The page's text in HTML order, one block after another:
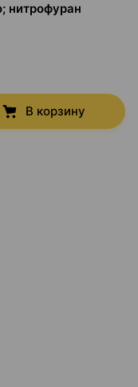
нитрофуран
В корзину